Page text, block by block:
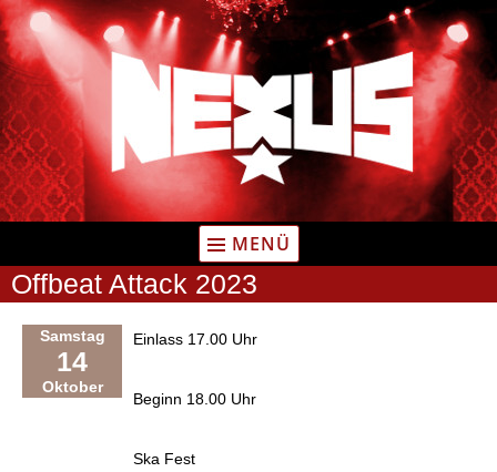
Zum
Inhalt
springen
MENÜ
Offbeat Attack 2023
Samstag
14
Oktober
Einlass 17.00 Uhr
Beginn 18.00 Uhr
Ska Fest